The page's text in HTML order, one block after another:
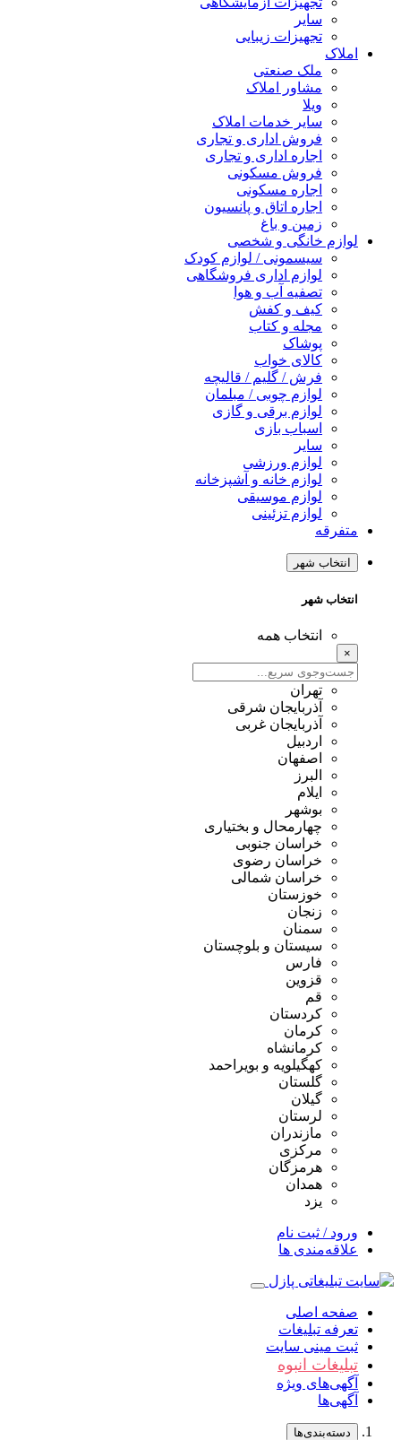
سایر
تجهیزات زیبایی
املاک
ملک صنعتی
مشاور املاک
ویلا
سایر خدمات املاک
فروش اداری و تجاری
اجاره اداری و تجاری
فروش مسکونی
اجاره مسکونی
اجاره اتاق و پانسیون
زمین و باغ
لوازم خانگی و شخصی
سیسمونی / لوازم کودک
لوازم اداری فروشگاهی
تصفیه آب و هوا
کیف و کفش
مجله و کتاب
پوشاک
کالای خواب
فرش / گلیم / قالیچه
لوازم چوبی / مبلمان
لوازم برقی و گازی
اسباب بازی
سایر
لوازم ورزشی
لوازم خانه و آشپزخانه
لوازم موسیقی
لوازم تزئینی
متفرقه
انتخاب شهر
انتخاب شهر
انتخاب همه
×
تهران
آذربایجان شرقی
آذربایجان غربی
اردبیل
اصفهان
البرز
ایلام
بوشهر
چهارمحال و بختیاری
خراسان جنوبی
خراسان رضوی
خراسان شمالی
خوزستان
زنجان
سمنان
سیستان و بلوچستان
فارس
قزوین
قم
کردستان
کرمان
کرمانشاه
کهگیلویه و بویراحمد
گلستان
گیلان
لرستان
مازندران
مرکزی
هرمزگان
همدان
یزد
ورود / ثبت نام
علاقه‌مندی ها
صفحه اصلی
تعرفه تبلیغات
ثبت مینی سایت
تبلیغات انبوه
آگهی‌های ویژه
آگهی‌ها
دسته‌بندی‌ها